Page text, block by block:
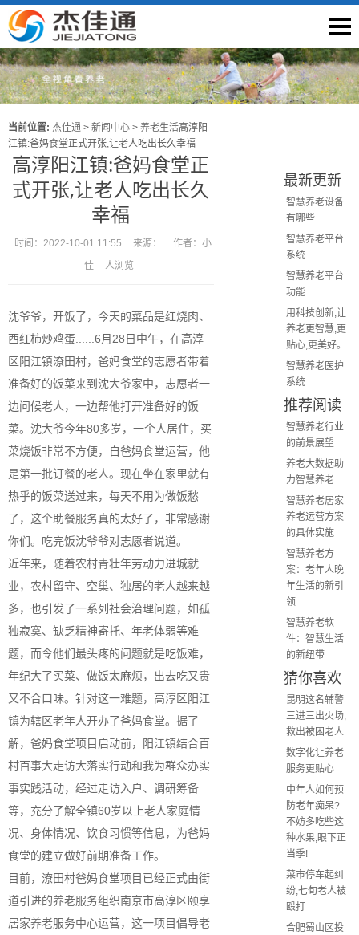
当前位置: 杰佳通 > 新闻中心 > 养老生活高淳阳
江镇:爸妈食堂正式开张,让老人吃出长久幸福
高淳阳江镇:爸妈食堂正
式开张,让老人吃出长久
幸福
时间： 2022-10-01 11:55 来源： 作者： 小
佳
人浏览
沈爷爷，开饭了，今天的菜品是红烧肉、
西红柿炒鸡蛋......6月28日中午，在高淳
区阳江镇潦田村，爸妈食堂的志愿者带着
准备好的饭菜来到沈大爷家中，志愿者一
边问候老人，一边帮他打开准备好的饭
菜。沈大爷今年80多岁，一个人居住，买
菜烧饭非常不方便，自爸妈食堂运营，他
是第一批订餐的老人。现在坐在家里就有
热乎的饭菜送过来，每天不用为做饭愁
了，这个助餐服务真的太好了，非常感谢
你们。吃完饭沈爷爷对志愿者说道。
近年来，随着农村青壮年劳动力进城就
业，农村留守、空巢、独居的老人越来越
多，也引发了一系列社会治理问题，如孤
独寂寞、缺乏精神寄托、年老体弱等难
题，而令他们最头疼的问题就是吃饭难，
年纪大了买菜、做饭太麻烦，出去吃又贵
又不合口味。针对这一难题，高淳区阳江
镇为辖区老年人开办了爸妈食堂。据了
解，爸妈食堂项目启动前，阳江镇结合百
村百事大走访大落实行动和我为群众办实
事实践活动，经过走访入户、调研筹备
等，充分了解全镇60岁以上老人家庭情
况、身体情况、饮食习惯等信息，为爸妈
食堂的建立做好前期准备工作。
目前，潦田村爸妈食堂项目已经正式由街
道引进的养老服务组织南京市高淳区颐享
居家养老服务中心运营，这一项目倡导老
最新更新
智慧养老设备
有哪些
智慧养老平台
系统
智慧养老平台
功能
用科技创新,让
养老更智慧,更
贴心,更美好。
智慧养老医护
系统
推荐阅读
智慧养老行业
的前景展望
养老大数据助
力智慧养老
智慧养老居家
养老运营方案
的具体实施
智慧养老方
案：老年人晚
年生活的新引
领
智慧养老软
件：智慧生活
的新纽带
猜你喜欢
昆明这名辅警
三进三出火场,
救出被困老人
数字化让养老
服务更贴心
中年人如何预
防老年痴呆?
不妨多吃些这
种水果,眼下正
当季!
菜市停车起纠
纷,七旬老人被
殴打
合肥蜀山区投